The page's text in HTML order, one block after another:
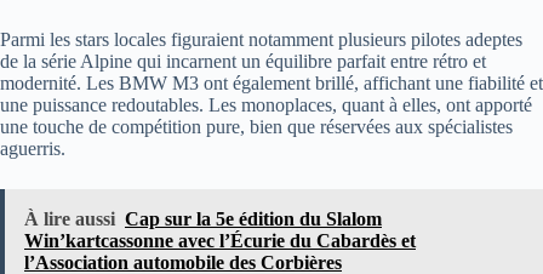
Parmi les stars locales figuraient notamment plusieurs pilotes adeptes
de la série Alpine qui incarnent un équilibre parfait entre rétro et
modernité. Les BMW M3 ont également brillé, affichant une fiabilité et
une puissance redoutables. Les monoplaces, quant à elles, ont apporté
une touche de compétition pure, bien que réservées aux spécialistes
aguerris.
À lire aussi Cap sur la 5e édition du Slalom
Win’kartcassonne avec l’Écurie du Cabardès et
l’Association automobile des Corbières